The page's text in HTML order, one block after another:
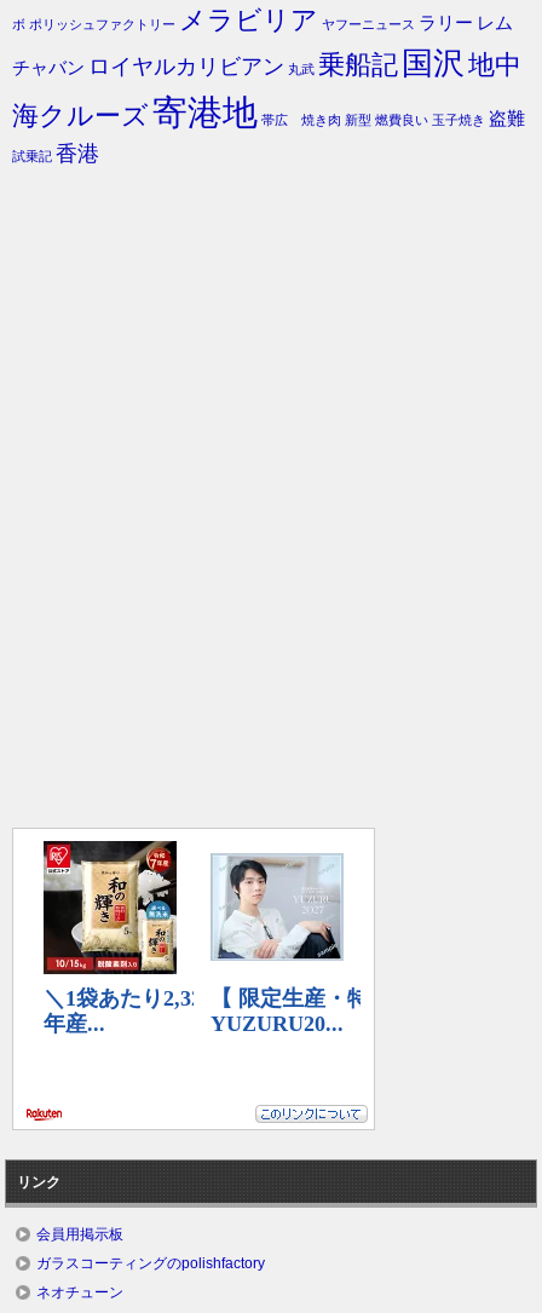
ボ ポリッシュファクトリー メラビリア ヤフーニュース ラリー レム
チャバン ロイヤルカリビアン 丸武 乗船記 国沢 地中
海クルーズ寄港地 帯広 焼き肉 新型 燃費良い 玉子焼き 盗難
試乗記 香港
リンク
会員用掲示板
ガラスコーティングのpolishfactory
ネオチューン